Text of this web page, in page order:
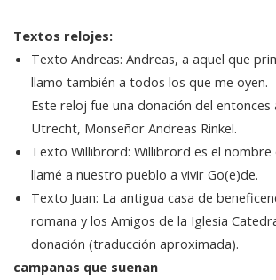
Textos relojes:
Texto Andreas: Andreas, a aquel que
llamo también a todos los que me oyen.
Este reloj fue una donación del
Utrecht, Monseñor Andreas Rinkel.
Texto Willibrord: Willibrord es el nombre
llamé a nuestro pueblo a vivir Go(e)de.
Texto Juan: La antigua casa de
romana y los Amigos de la Iglesia
donación (traducción aproximada).
campanas que suenan